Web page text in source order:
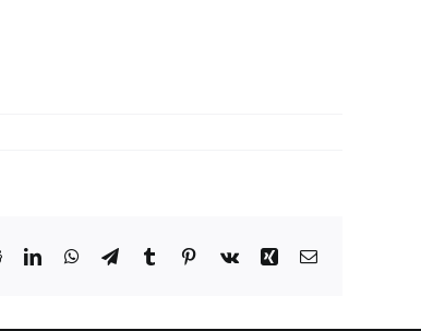
RedditLinkedInWhatsApp
TelegramTumblr Pinterest
Vk XingEmail